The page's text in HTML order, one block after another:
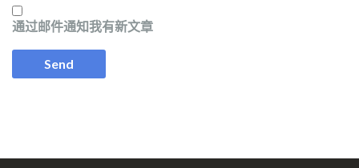
通过邮件通知我有新文章